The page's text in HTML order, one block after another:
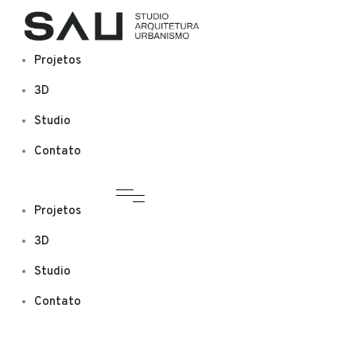
Projetos
3D
Studio
Contato
Projetos
3D
Studio
Contato